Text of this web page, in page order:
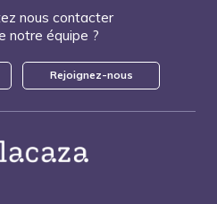
nous contacter
notre équipe ?
Rejoignez-nous